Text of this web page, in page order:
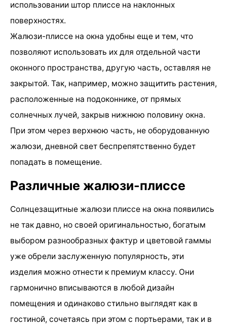
использовании штор плиссе на наклонных
поверхностях.
Жалюзи-плиссе на окна удобны еще и тем, что
позволяют использовать их для отдельной части
оконного пространства, другую часть, оставляя не
закрытой. Так, например, можно защитить растения,
расположенные на подоконнике, от прямых
солнечных лучей, закрыв нижнюю половину окна.
При этом через верхнюю часть, не оборудованную
жалюзи, дневной свет беспрепятственно будет
попадать в помещение.
Различные жалюзи-плиссе
Солнцезащитные жалюзи плиссе на окна появились
не так давно, но своей оригинальностью, богатым
выбором разнообразных фактур и цветовой гаммы
уже обрели заслуженную популярность, эти
изделия можно отнести к премиум классу. Они
гармонично вписываются в любой дизайн
помещения и одинаково стильно выглядят как в
гостиной, сочетаясь при этом с портьерами, так и в